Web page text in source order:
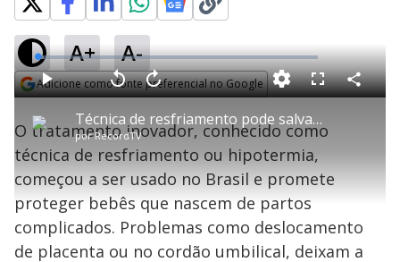
A+ A-
Adicione como fonte preferencial no Google
P
l
a
Técnica de resfriamento pode salvar a vida de bebês em partos complicados
porRecordTV
P V
t
a
r
0
e
g
n
d
o
A
n
ç
a
1
s
e
u
n
d
o
s
L
o
a
d
e
:
2
.
2
3
%
F
l
s
c
n
C
o
O tratamento inovador, conhecido como
técnica de resfriamento ou hipotermia,
começou a ser usado no Brasil e promete
proteger bebês que nascem de partos
complicados. Problemas como deslocamento
de placenta ou no cordão umbilical, deixam a